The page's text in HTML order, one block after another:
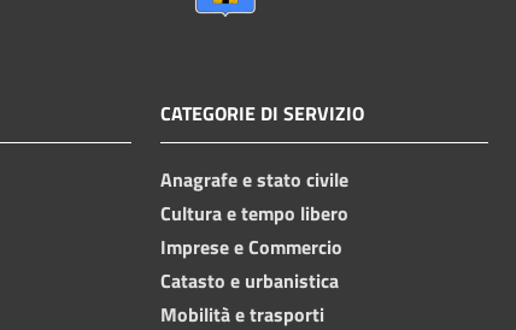
CATEGORIE DI SERVIZIO
Anagrafe e stato civile
Cultura e tempo libero
Imprese e Commercio
Catasto e urbanistica
Mobilità e trasporti